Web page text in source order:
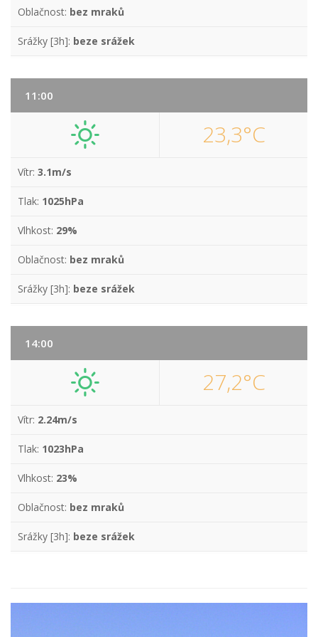
Oblačnost: bez mraků
Srážky [3h]: beze srážek
11:00
23,3°C
Vítr: 3.1m/s
Tlak: 1025hPa
Vlhkost: 29%
Oblačnost: bez mraků
Srážky [3h]: beze srážek
14:00
27,2°C
Vítr: 2.24m/s
Tlak: 1023hPa
Vlhkost: 23%
Oblačnost: bez mraků
Srážky [3h]: beze srážek